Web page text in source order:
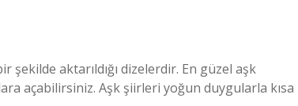
aktarıldığı dizelerdir. En güzel aşk
açabilirsiniz. Aşk şiirleri yoğun duygularla kısa